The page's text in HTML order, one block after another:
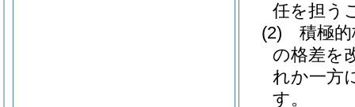
任を担う
(2)
積極
の格差を
れか一方
す。